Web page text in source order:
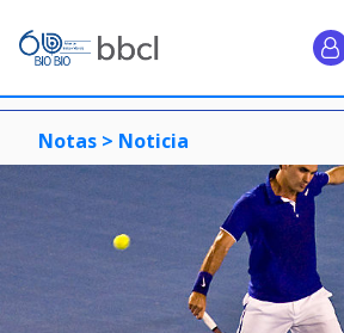
Notas > Noticia